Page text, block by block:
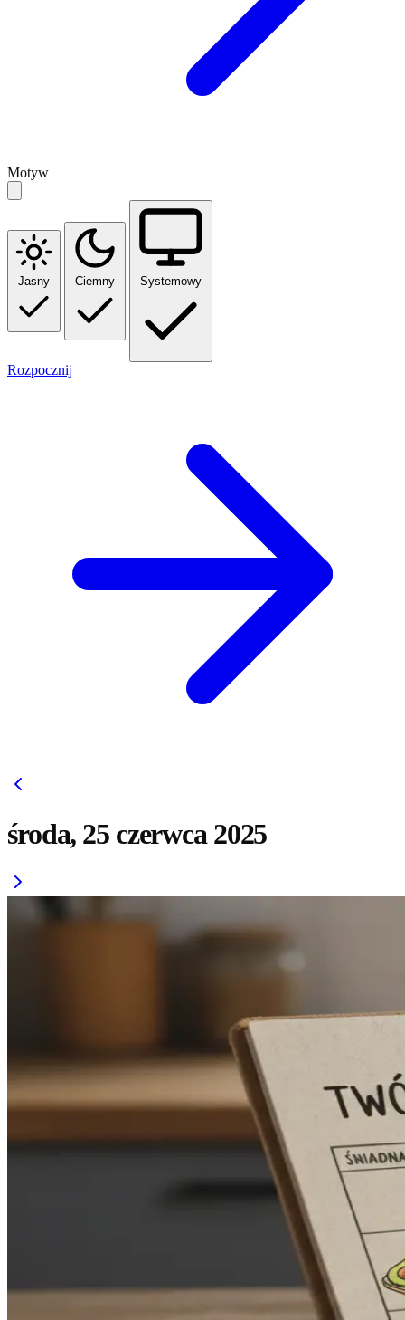
Motyw
Jasny Ciemny Systemowy
Rozpocznij
środa, 25 czerwca 2025